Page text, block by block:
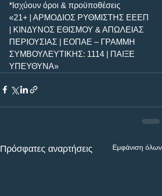
*Ισχύουν όροι & προϋποθέσεις
«21+ | ΑΡΜΟΔΙΟΣ ΡΥΘΜΙΣΤΗΣ ΕΕΕΠ
| ΚΙΝΔΥΝΟΣ ΕΘΙΣΜΟΥ & ΑΠΩΛΕΙΑΣ
ΠΕΡΙΟΥΣΙΑΣ | ΕΟΠΑΕ – ΓΡΑΜΜΗ
ΣΥΜΒΟΥΛΕΥΤΙΚΗΣ: 1114 | ΠΑΙΞΕ
ΥΠΕΥΘΥΝΑ»
Πρόσφατες αναρτήσεις Εμφάνιση όλων